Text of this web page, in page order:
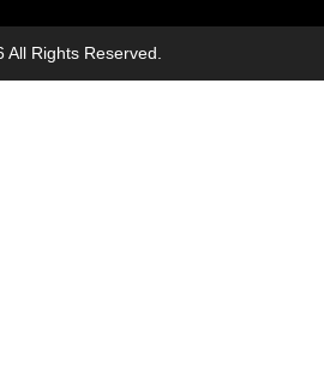
All Rights Reserved.